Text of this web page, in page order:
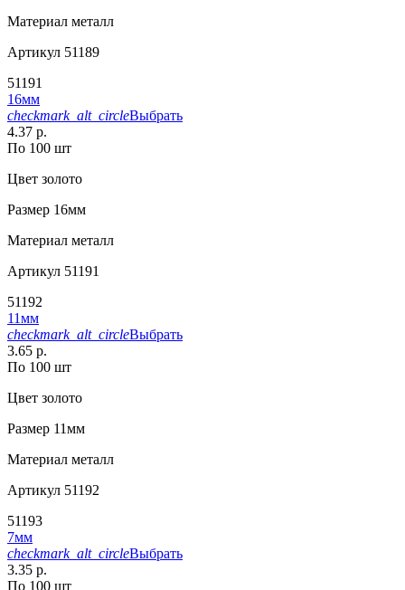
Материал металл
Артикул 51189
51191
16мм
checkmark_alt_circleВыбрать
4.37 р.
По 100 шт
Цвет золото
Размер 16мм
Материал металл
Артикул 51191
51192
11мм
checkmark_alt_circleВыбрать
3.65 р.
По 100 шт
Цвет золото
Размер 11мм
Материал металл
Артикул 51192
51193
7мм
checkmark_alt_circleВыбрать
3.35 р.
По 100 шт